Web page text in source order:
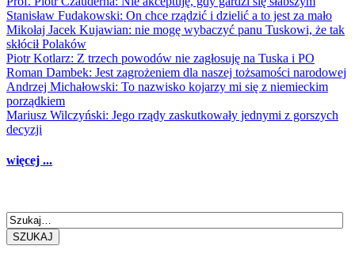
Stanisław Fudakowski: On chce rządzić i dzielić a to jest za mało
Mikołaj Jacek Kujawian: nie mogę wybaczyć panu Tuskowi, że tak
skłócił Polaków
Piotr Kotlarz: Z trzech powodów nie zagłosuję na Tuska i PO
Roman Dambek: Jest zagrożeniem dla naszej tożsamości narodowej
Andrzej Michałowski: To nazwisko kojarzy mi się z niemieckim
porządkiem
Mariusz Wilczyński: Jego rządy zaskutkowały jednymi z gorszych
decyzji
więcej ...
SZUKAJ